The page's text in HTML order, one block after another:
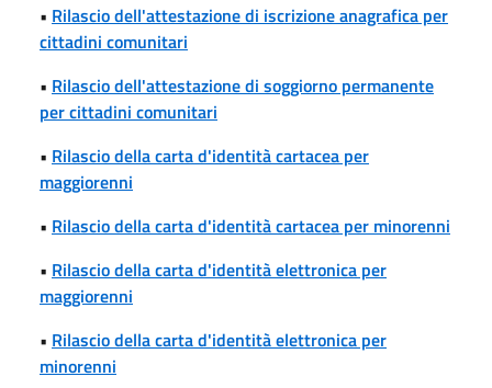
• Rilascio dell'attestazione di iscrizione anagrafica per
cittadini comunitari
• Rilascio dell'attestazione di soggiorno permanente
per cittadini comunitari
• Rilascio della carta d'identità cartacea per
maggiorenni
• Rilascio della carta d'identità cartacea per minorenni
• Rilascio della carta d'identità elettronica per
maggiorenni
• Rilascio della carta d'identità elettronica per
minorenni